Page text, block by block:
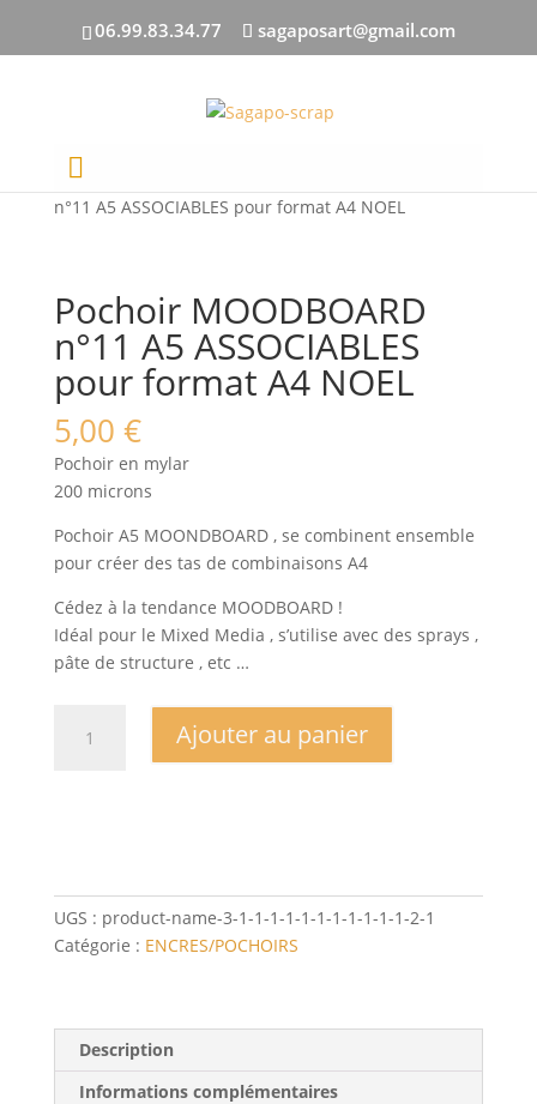
06.99.83.34.77 sagaposart@gmail.com
Accueil
n°11 A5 ASSOCIABLES pour format A4 NOEL
Pochoir MOODBOARD
n°11 A5 ASSOCIABLES
pour format A4 NOEL
5,00 €
Pochoir en mylar
200 microns
Pochoir A5 MOONDBOARD , se combinent ensemble
pour créer des tas de combinaisons A4
Cédez à la tendance MOODBOARD !
Idéal pour le Mixed Media , s’utilise avec des sprays ,
pâte de structure , etc …
pour
format
Ajouter au panier
UGS : product-name-3-1-1-1-1-1-1-1-1-1-1-1-2-1
Catégorie : ENCRES/POCHOIRS
Description
Informations complémentaires